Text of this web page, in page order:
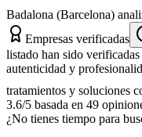
Badalona (Barcelona)
Empresas verificadas
listado han sido
autenticidad y
tratamientos y soluciones
3.6/5 basada en 49
¿No tienes tiempo para